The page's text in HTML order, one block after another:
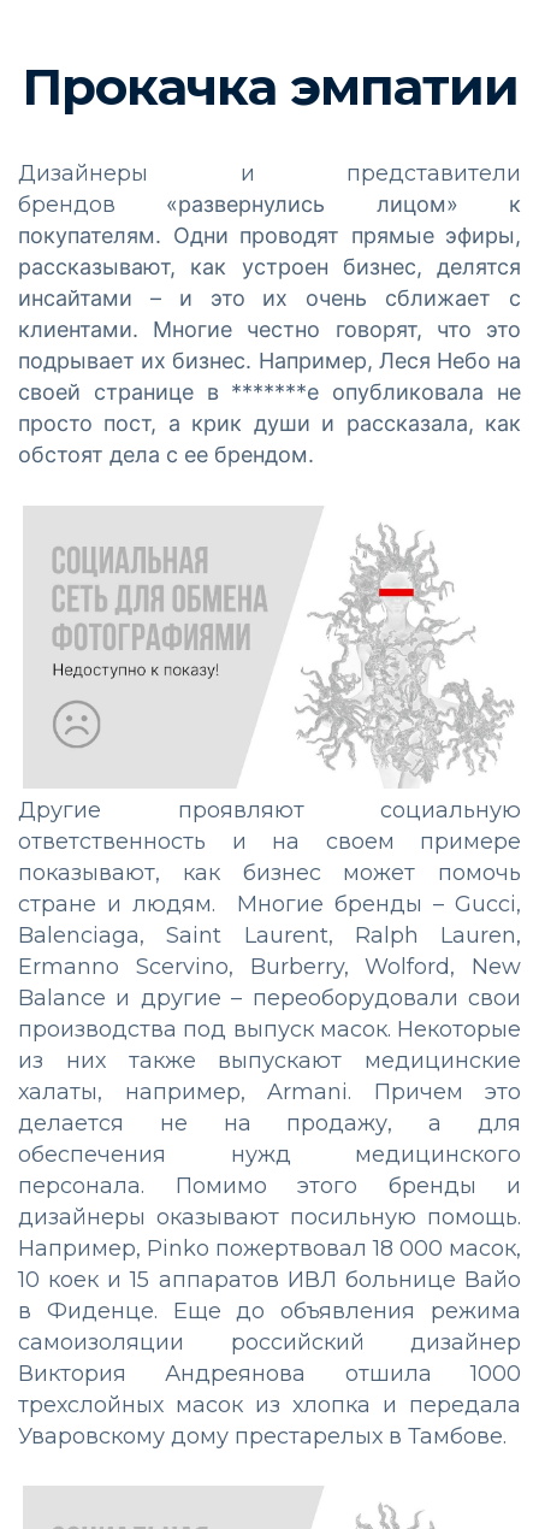
Прокачка эмпатии
Дизайнеры и представители
брендов «развернулись лицом» к
покупателям. Одни проводят прямые эфиры,
рассказывают, как устроен бизнес, делятся
инсайтами – и это их очень сближает с
клиентами. Многие честно говорят, что это
подрывает их бизнес. Например, Леся Небо на
своей странице в *******е опубликовала не
просто пост, а крик души и рассказала, как
обстоят дела с ее брендом.
Другие проявляют социальную
ответственность и на своем примере
показывают, как бизнес может помочь
стране и людям. Многие бренды – Gucci,
Balenciaga, Saint Laurent, Ralph Lauren,
Ermanno Scervino, Burberry, Wolford, New
Balance и другие – переоборудовали свои
производства под выпуск масок. Некоторые
из них также выпускают медицинские
халаты, например, Armani. Причем это
делается не на продажу, а для
обеспечения нужд медицинского
персонала. Помимо этого бренды и
дизайнеры оказывают посильную помощь.
Например, Pinko пожертвовал 18 000 масок,
10 коек и 15 аппаратов ИВЛ больнице Вайо
в Фиденце. Еще до объявления режима
самоизоляции российский дизайнер
Виктория Андреянова отшила 1000
трехслойных масок из хлопка и передала
Уваровскому дому престарелых в Тамбове.